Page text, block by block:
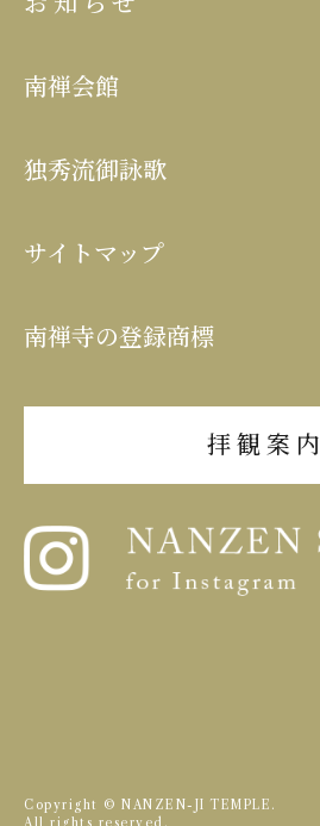
南禅会館
独秀流御詠歌
サイトマップ
南禅寺の登録商標
拝観案内
Copyright © NANZEN-JI TEMPLE.